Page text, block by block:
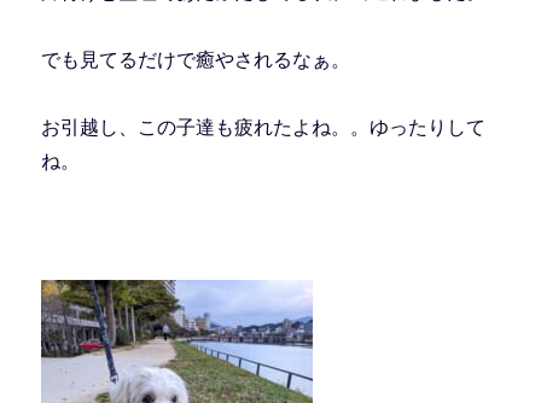
でも見てるだけで癒やされるなぁ。
お引越し、この子達も疲れたよね。。ゆったりして
ね。